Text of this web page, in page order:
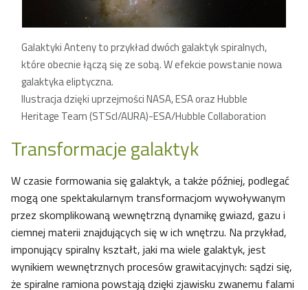
Galaktyki Anteny to przykład dwóch galaktyk spiralnych,
które obecnie łączą się ze sobą. W efekcie powstanie nowa
galaktyka eliptyczna.
Ilustracja dzięki uprzejmości NASA, ESA oraz Hubble
Heritage Team (STScI/AURA)-ESA/Hubble Collaboration
Transformacje galaktyk
W czasie formowania się galaktyk, a także później, podlegać
mogą one spektakularnym transformacjom wywoływanym
przez skomplikowaną wewnętrzną dynamikę gwiazd, gazu i
ciemnej materii znajdujących się w ich wnętrzu. Na przykład,
imponujący spiralny kształt, jaki ma wiele galaktyk, jest
wynikiem wewnętrznych procesów grawitacyjnych: sądzi się,
że spiralne ramiona powstają dzięki zjawisku zwanemu falami